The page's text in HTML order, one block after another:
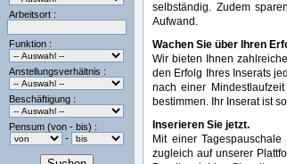
Arbeitsort :
Funktion :
Anstellungsverhältnis :
Beschäftigung :
Pensum (von - bis) :
-
selbständig. Zudem
Aufwand.
Wachen Sie über Ihren
Wir bieten Ihnen
den Erfolg Ihres Inserats
nach einer
bestimmen. Ihr Inserat ist
Inserieren Sie jetzt.
Mit einer
zugleich auf unserer